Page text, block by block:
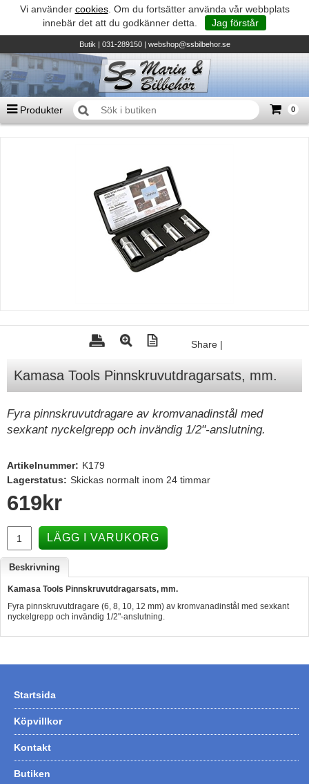
Vi använder cookies. Om du fortsätter använda vår webbplats
innebär det att du godkänner detta.
Jag förstår
Butik| 031-289150 | webshop@ssbilbehor.se
Produkter 0
TILL KASSAN
Biltillbehör och reservdelar - BDS
Suzuki - Utombordare
Suzumar - Gummibåtar
TK Trailer
Yanmar Servicedelar
Mercury Servicedelar
Garmin
Humminbird
Simrad
B&G
Båttillbehör
Hummertina
CTEK - Batteriladdare
Webasto - Dieselvärmare
Kamasa Tools - Verktyg
Calix - Packline - Takboxar
Share |
Kamasa Tools Pinnskruvutdragarsats, mm.
Fyra pinnskruvutdragare av kromvanadinstål med
sexkant nyckelgrepp och invändig 1/2"-anslutning.
Artikelnummer: K179
Lagerstatus: Skickas normalt inom 24 timmar
619 kr
LÄGG I VARUKORG
Beskrivning
Kamasa Tools Pinnskruvutdragarsats, mm.
Fyra pinnskruvutdragare (6, 8, 10, 12 mm) av kromvanadinstål med sexkant
nyckelgrepp och invändig 1/2"-anslutning.
Startsida
Köpvillkor
Kontakt
Butiken